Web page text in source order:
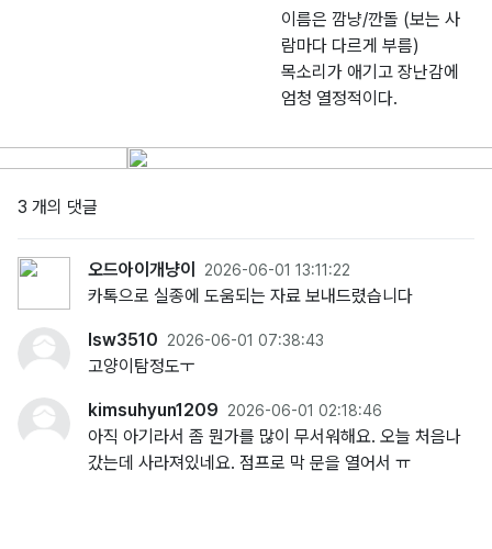
이름은 깜냥/깐돌 (보는 사
람마다 다르게 부름)
목소리가 애기고 장난감에
엄청 열정적이다.
3 개의 댓글
오드아이개냥이 2026-06-01 13:11:22
카톡으로 실종에 도움되는 자료 보내드렸습니다
lsw3510 2026-06-01 07:38:43
고양이탐정도ㅜ
kimsuhyun1209 2026-06-01 02:18:46
아직 아기라서 좀 뭔가를 많이 무서워해요. 오늘 처음나
갔는데 사라져있네요. 점프로 막 문을 열어서 ㅠ